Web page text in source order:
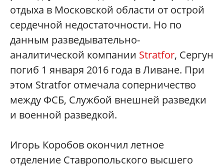
отдыха в Московской области от острой
сердечной недостаточности. Но по
данным разведывательно-
аналитической компании Stratfor, Сергун
погиб 1 января 2016 года в Ливане. При
этом Stratfor отмечала соперничество
между ФСБ, Службой внешней разведки
и военной разведкой.
Игорь Коробов окончил летное
отделение Ставропольского высшего